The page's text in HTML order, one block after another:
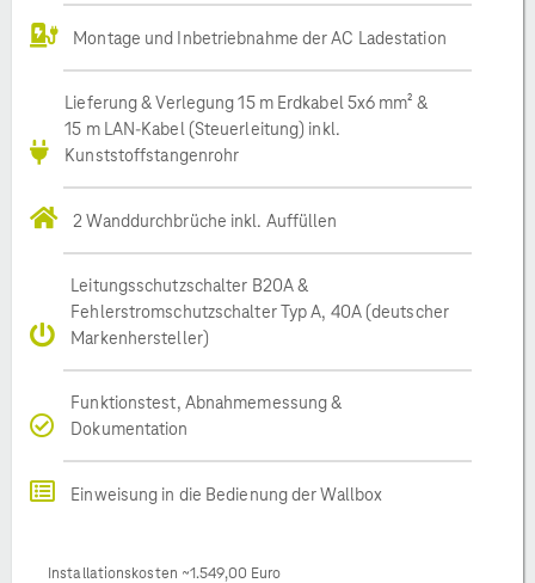
Montage und Inbetriebnahme der AC Ladestation
Lieferung & Verlegung 15 m Erdkabel 5x6 mm² &
15 m LAN-Kabel (Steuerleitung) inkl.
Kunststoffstangenrohr
2 Wanddurchbrüche inkl. Auffüllen
Leitungsschutzschalter B20A &
Fehlerstromschutzschalter Typ A, 40A (deutscher
Markenhersteller)
Funktionstest, Abnahmemessung &
Dokumentation
Einweisung in die Bedienung der Wallbox
Installationskosten ~1.549,00 Euro